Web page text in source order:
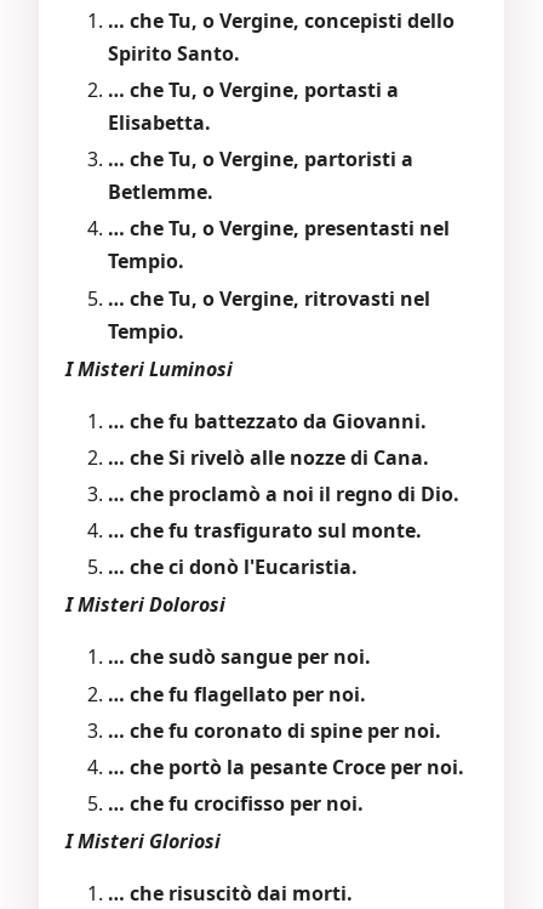
… che Tu, o Vergine, concepisti dello
Spirito Santo.
… che Tu, o Vergine, portasti a
Elisabetta.
… che Tu, o Vergine, partoristi a
Betlemme.
… che Tu, o Vergine, presentasti nel
Tempio.
… che Tu, o Vergine, ritrovasti nel
Tempio.
I Misteri Luminosi
… che fu battezzato da Giovanni.
… che Si rivelò alle nozze di Cana.
… che proclamò a noi il regno di Dio.
… che fu trasfigurato sul monte.
… che ci donò l'Eucaristia.
I Misteri Dolorosi
… che sudò sangue per noi.
… che fu flagellato per noi.
… che fu coronato di spine per noi.
… che portò la pesante Croce per noi.
… che fu crocifisso per noi.
I Misteri Gloriosi
… che risuscitò dai morti.